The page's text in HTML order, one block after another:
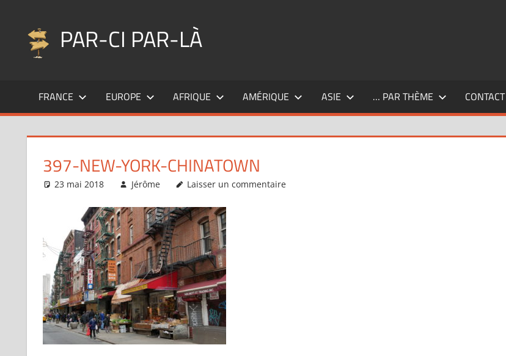
contenu
PAR-CI PAR-LÀ
fil
pérégrinations
FRANCE EUROPE AFRIQUE AMÉRIQUE ASIE … PAR THÈME CONTACT
397-NEW-YORK-CHINATOWN
23 mai 2018 Jérôme Laisser un commentaire